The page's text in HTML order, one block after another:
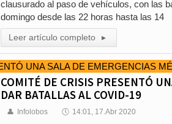
clausurado al paso de vehículos, con las
domingo desde las 22 horas hasta las 14
Leer artículo completo ▸
COMITÉ DE CRISIS PRESENTÓ
DAR BATALLAS AL COVID-19
👤 Infolobos 🕔 14:01, 17.Abr 2020